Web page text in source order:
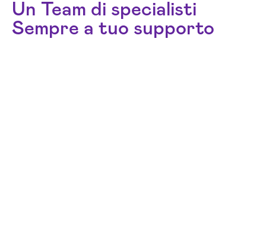
Un Team di specialisti
Sempre a tuo supporto